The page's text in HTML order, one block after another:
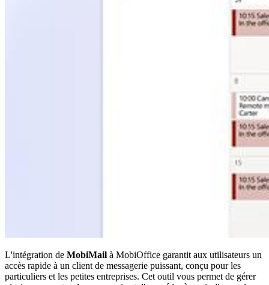
L'intégration de MobiMail à MobiOffice garantit aux utilisateurs un
accès rapide à un client de messagerie puissant, conçu pour les
particuliers et les petites entreprises. Cet outil vous permet de gérer